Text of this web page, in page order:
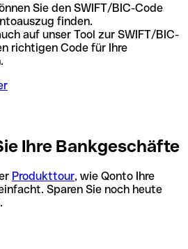
Sie den SWIFT/BIC-Code
finden.
auf unser Tool zur SWIFT/BIC-
richtigen Code für Ihre
Ihre Bankgeschäfte
Produkttour, wie Qonto Ihre
Sparen Sie noch heute